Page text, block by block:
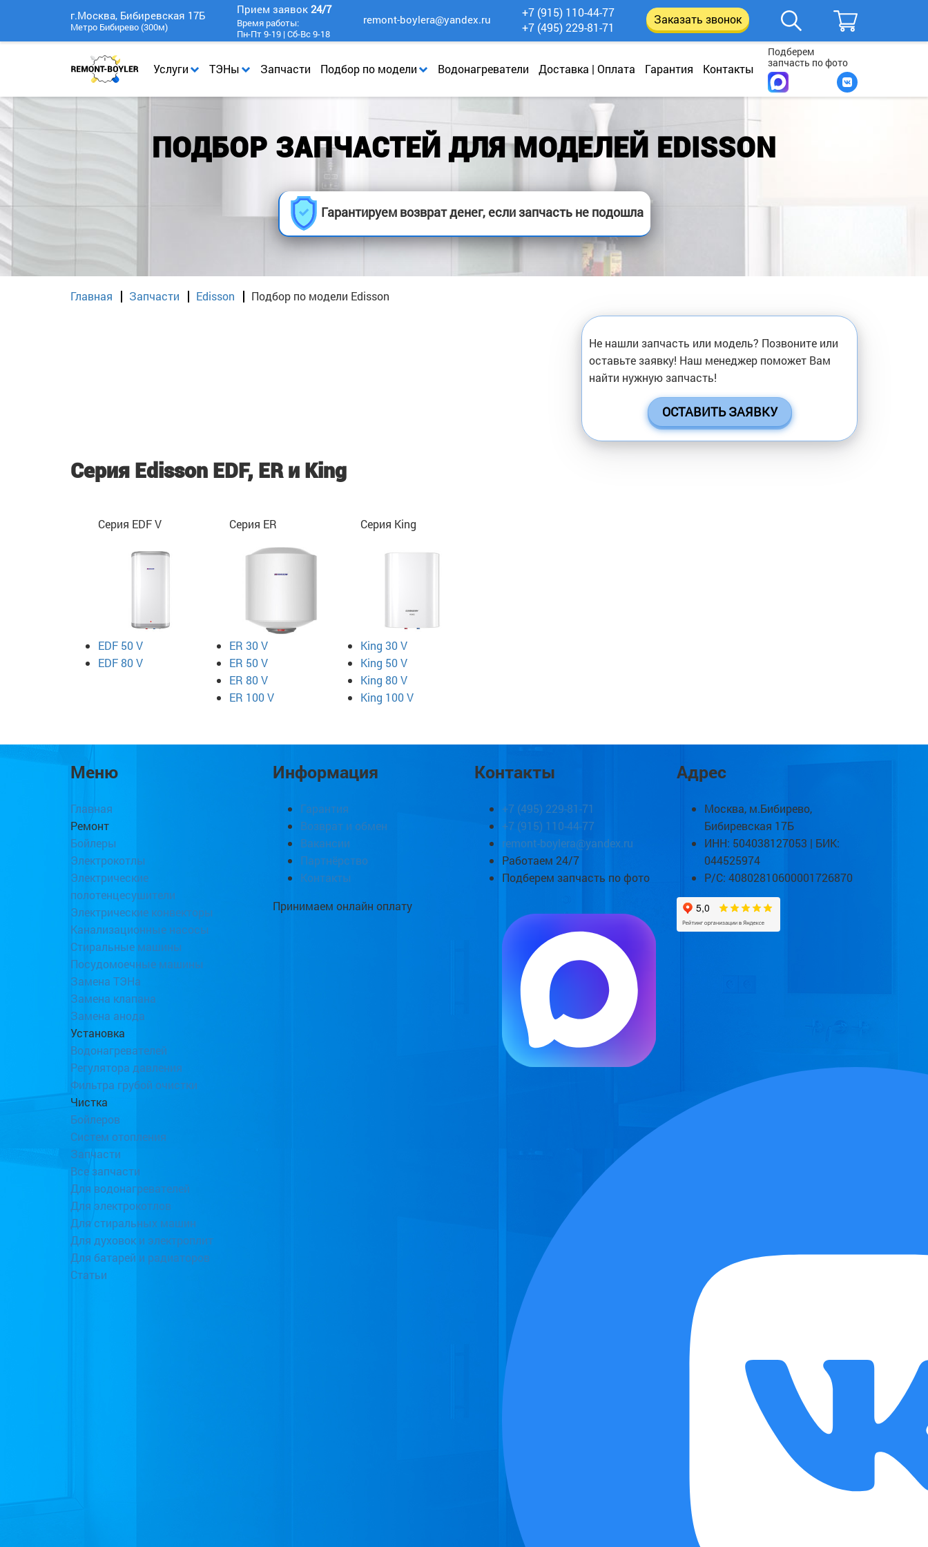
Услуги ТЭНы Запчасти Подбор по модели Водонагреватели Доставка | Оплата Гарантия Контакты
Подберем
запчасть по фото
г.Москва, Бибиревская 17Б
Метро Бибирево (300м)
Прием заявок 24/7
Время работы:
Пн-Пт 9-19 | Сб-Вс 9-18
remont-boylera@yandex.ru
+7 (915) 110-44-77
+7 (495) 229-81-71
Заказать звонок
ПОДБОР ЗАПЧАСТЕЙ ДЛЯ МОДЕЛЕЙ EDISSON
Гарантируем возврат денег, если запчасть не подошла
Главная Запчасти Edisson Подбор по модели Edisson
Не нашли запчасть или модель? Позвоните или
оставьте заявку! Наш менеджер поможет Вам
найти нужную запчасть!
ОСТАВИТЬ ЗАЯВКУ
Cерия Edisson EDF, ER и King
Серия EDF V
EDF 50 V
EDF 80 V
Серия ER
ER 30 V
ER 50 V
ER 80 V
ER 100 V
Серия King
King 30 V
King 50 V
King 80 V
King 100 V
Меню
Главная
Ремонт
Бойлеры
Электрокотлы
Электрические
полотенцесушители
Электрические конвекторы
Канализационные насосы
Стиральные машины
Посудомоечные машины
Замена ТЭНа
Замена клапана
Замена анода
Установка
Водонагревателей
Регулятора давления
Фильтра грубой очистки
Чистка
Бойлеров
Систем отопления
Запчасти
Все запчасти
Для водонагревателей
Для электрокотлов
Для стиральных машин
Для духовок и электроплит
Для батарей и радиаторов
Статьи
Информация
Гарантия
Возврат и обмен
Вакансии
Партнёрство
Контакты
Принимаем онлайн оплату
Контакты
+7 (495) 229-81-71
+7 (915) 110-44-77
remont-boylera@yandex.ru
Работаем 24/7
Подберем запчасть по фото
Адрес
Москва, м.Бибирево,
Бибиревская 17Б
ИНН: 504038127053 | БИК:
044525974
Р/С: 40802810600001726870